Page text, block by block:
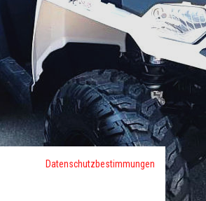
Datenschutzbestimmungen